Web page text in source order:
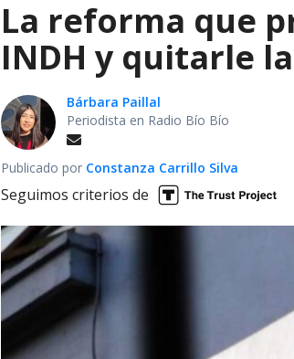
La reforma que
INDH y quitarle
Bárbara Paillal
Periodista en Radio Bío Bío
Publicado por Constanza Carrillo Silva
Seguimos criterios de